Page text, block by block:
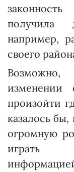
получила
например,
своего
изменении
произойти
казалось
огромную
играть